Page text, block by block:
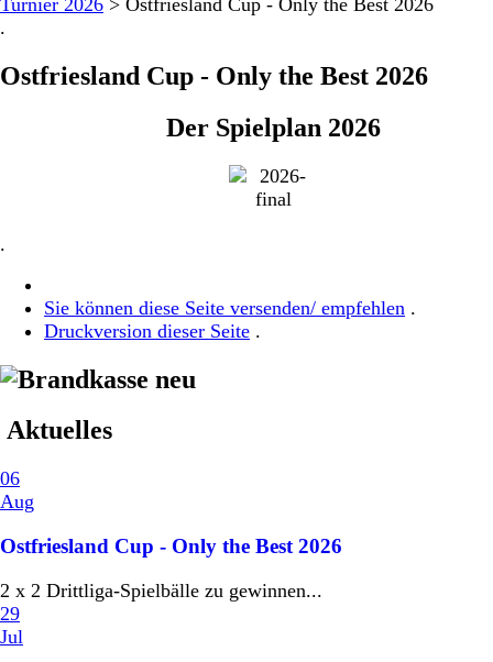
Turnier 2026 > Ostfriesland Cup - Only the Best 2026
.
Ostfriesland Cup - Only the Best 2026
Der Spielplan 2026
.
Sie können diese Seite versenden/ empfehlen .
Druckversion dieser Seite .
Aktuelles
06
Aug
Ostfriesland Cup - Only the Best 2026
2 x 2 Drittliga-Spielbälle zu gewinnen...
29
Jul